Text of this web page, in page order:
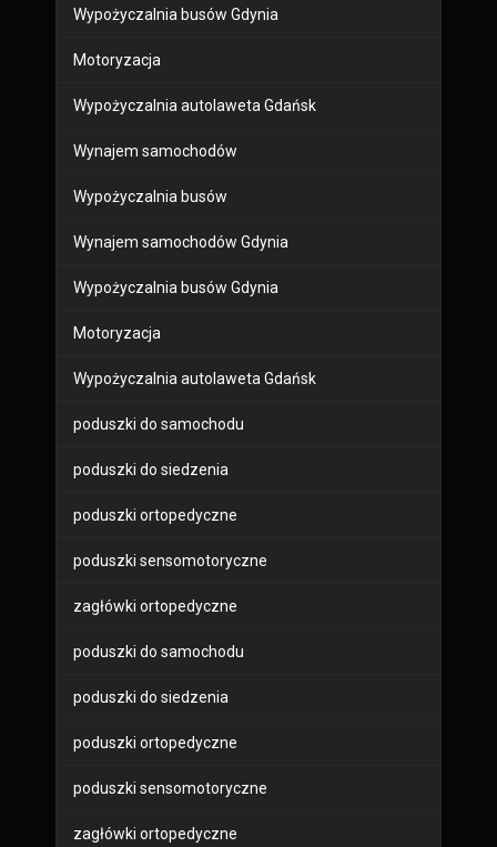
Wypożyczalnia busów Gdynia
Motoryzacja
Wypożyczalnia autolaweta Gdańsk
Wynajem samochodów
Wypożyczalnia busów
Wynajem samochodów Gdynia
Wypożyczalnia busów Gdynia
Motoryzacja
Wypożyczalnia autolaweta Gdańsk
poduszki do samochodu
poduszki do siedzenia
poduszki ortopedyczne
poduszki sensomotoryczne
zagłówki ortopedyczne
poduszki do samochodu
poduszki do siedzenia
poduszki ortopedyczne
poduszki sensomotoryczne
zagłówki ortopedyczne